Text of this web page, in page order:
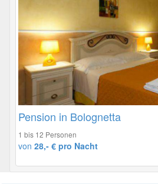
Pension in Bolognetta
1 bis 12 Personen
von 28,- € pro Nacht